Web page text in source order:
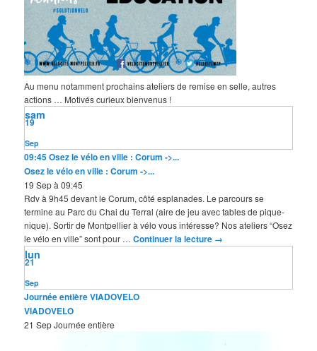
Au menu notamment prochains ateliers de remise en selle, autres
actions … Motivés curieux bienvenus !
Sep
19
sam
09:45Osez le vélo en ville : Corum ->...
Osez le vélo en ville : Corum ->...
19 Sep à 09:45
Rdv à 9h45 devant le Corum, côté esplanades. Le parcours se
termine au Parc du Chai du Terral (aire de jeu avec tables de pique-
nique). Sortir de Montpellier à vélo vous intéresse? Nos ateliers “Osez
le vélo en ville” sont pour …Continuer la lecture →
Sep
21
lun
Journée entièreVIADOVELO
VIADOVELO
21 SepJournée entière